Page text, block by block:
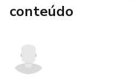
conteúdo